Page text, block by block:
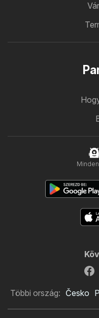
Többi ország: Česko